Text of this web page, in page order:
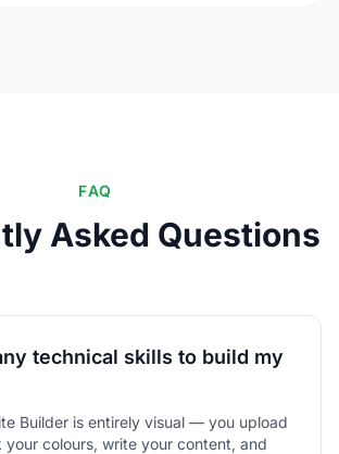
FAQ
Asked Questions
technical skills to build my
Builder is entirely visual — you upload
your colours, write your content, and